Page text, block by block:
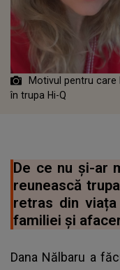
Motivul pentru care
în trupa Hi-Q
De ce nu și-ar
reunească
retras din
familiei și
Dana Nălbaru a